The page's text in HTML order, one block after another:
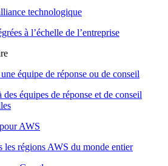
technologique
à l’échelle de l’entreprise
équipe de réponse ou de conseil
des équipes de réponse et de conseil
AWS
les régions AWS du monde entier